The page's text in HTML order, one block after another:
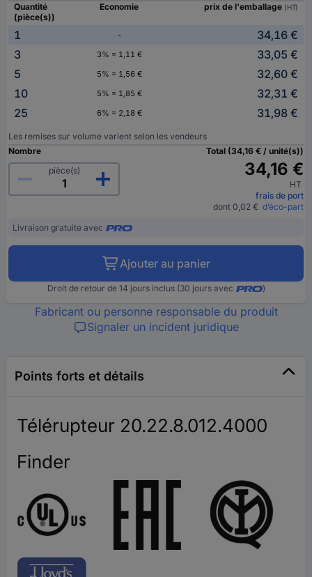
Quantité
(pièce(s))
Economie prix de l'emballage (HT)
1 -
34,16 €
3
3% = 1,11 €
33,05 €
5
5% = 1,56 €
32,60 €
10
5% = 1,85 €
32,31 €
25
6% = 2,18 € 31,98 €
Les remises sur volume varient selon les vendeurs
Nombre
pièce(s)
Total (34,16 € / unité(s))
34,16 €
HT
frais de port
dont 0,02 € d’éco-part
Livraison gratuite avec
Ajouter au panier
Droit de retour de 14 jours inclus (30 jours avec )
Fabricant ou personne responsable du produit
Signaler un incident juridique
Points forts et détails
Télérupteur 20.22.8.012.4000
Finder